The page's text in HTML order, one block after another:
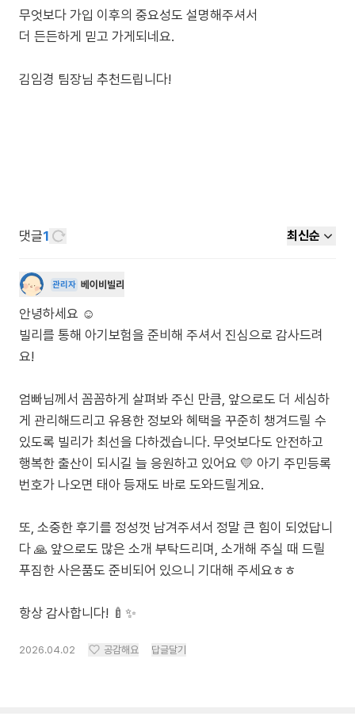
무엇보다 가입 이후의 중요성도 설명해주셔서
더 든든하게 믿고 가게되네요.
댓글1 최신순
관리자 베이비빌리
안녕하세요 ☺️
빌리를 통해 아기보험을 준비해 주셔서 진심으로 감사드려
요!
엄빠님께서 꼼꼼하게 살펴봐 주신 만큼, 앞으로도 더 세심하
게 관리해드리고 유용한 정보와 혜택을 꾸준히 챙겨드릴 수
있도록 빌리가 최선을 다하겠습니다. 무엇보다도 안전하고
행복한 출산이 되시길 늘 응원하고 있어요 💛 아기 주민등록
번호가 나오면 태아 등재도 바로 도와드릴게요.
또, 소중한 후기를 정성껏 남겨주셔서 정말 큰 힘이 되었답니
다 🙏 앞으로도 많은 소개 부탁드리며, 소개해 주실 때 드릴
푸짐한 사은품도 준비되어 있으니 기대해 주세요ㅎㅎ
항상 감사합니다! 🍼✨
2026.04.02 공감해요 답글달기